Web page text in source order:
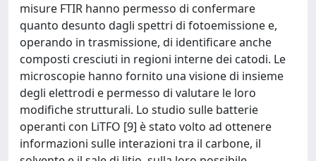
misure FTIR hanno permesso di confermare
quanto desunto dagli spettri di fotoemissione e,
operando in trasmissione, di identificare anche
composti cresciuti in regioni interne dei catodi. Le
microscopie hanno fornito una visione di insieme
degli elettrodi e permesso di valutare le loro
modifiche strutturali. Lo studio sulle batterie
operanti con LiTFO [9] è stato volto ad ottenere
informazioni sulle interazioni tra il carbone, il